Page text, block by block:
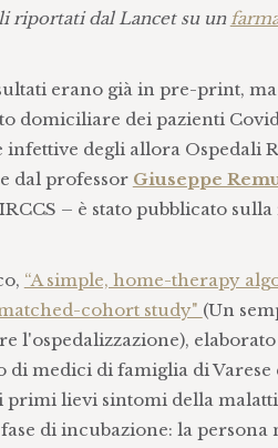
riportati dal Lancet su un
erano già in pre-print,
domiciliare dei pazienti
degli allora Ospedali
dal professor Giuseppe
– è stato pubblicato sulla
“A simple, home-therapy
cohort study" (Un
l'ospedalizzazione), elaborato
medici di famiglia di
primi lievi sintomi della
di incubazione: la persona